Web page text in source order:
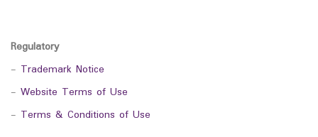
Regulatory
- Trademark Notice
- Website Terms of Use
- Terms & Conditions of Use